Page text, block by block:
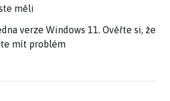
měli
verze Windows 11. Ověřte si, že
mít problém